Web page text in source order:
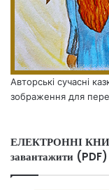
Авторські сучасні
зображення для
ЕЛЕКТРОННІ
завантажити (PDF)